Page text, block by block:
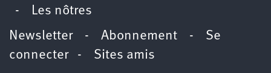
- Les nôtres
Newsletter- Abonnement - Se
connecter- Sites amis